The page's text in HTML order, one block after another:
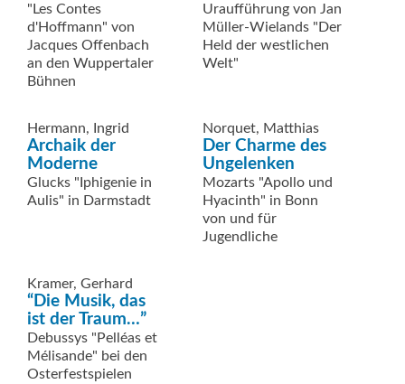
"Les Contes
d'Hoffmann" von
Jacques Offenbach
an den Wuppertaler
Bühnen
Uraufführung von Jan
Müller-Wielands "Der
Held der westlichen
Welt"
Hermann, Ingrid
Archaik der
Moderne
Glucks "Iphigenie in
Aulis" in Darmstadt
Norquet, Matthias
Der Charme des
Ungelenken
Mozarts "Apollo und
Hyacinth" in Bonn
von und für
Jugendliche
Kramer, Gerhard
“Die Musik, das
ist der Traum…”
Debussys "Pelléas et
Mélisande" bei den
Osterfestspielen